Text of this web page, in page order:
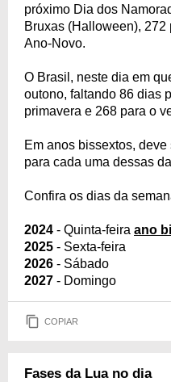
próximo Dia dos
Bruxas (Halloween),
Ano-Novo.
O Brasil, neste dia em
outono, faltando 86 dias
primavera e 268 para o
Em anos bissextos,
para cada uma dessas
Confira os dias da
2024 - Quinta-feira ano
2025 - Sexta-feira
2026 - Sábado
2027 - Domingo
COPIAR
Fases da Lua no dia